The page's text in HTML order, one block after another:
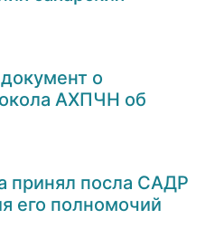
о
АХПЧН об
принял посла САДР
его полномочий